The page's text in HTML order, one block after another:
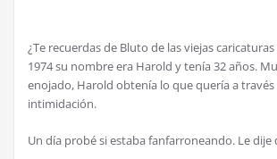
¿Te recuerdas de Bluto de las viejas caricaturas
1974 su nombre era Harold y tenía 32 años.
enojado, Harold obtenía lo que quería a través
intimidación.
Un día probé si estaba fanfarroneando. Le dije